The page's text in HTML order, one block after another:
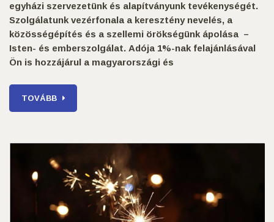
egyházi szervezetünk és alapítványunk tevékenységét.
Szolgálatunk vezérfonala a keresztény nevelés, a
közösségépítés és a szellemi örökségünk ápolása –
Isten- és emberszolgálat. Adója 1%-nak felajánlásával
Ön is hozzájárul a magyarországi és
TOVÁBB